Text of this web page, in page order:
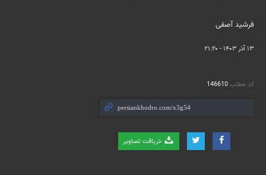
فرشید آصفی
۱۳ آذر ۱۴۰۳ - ۲۱:۲۰
کد مطلب146610
دریافت تصاویر